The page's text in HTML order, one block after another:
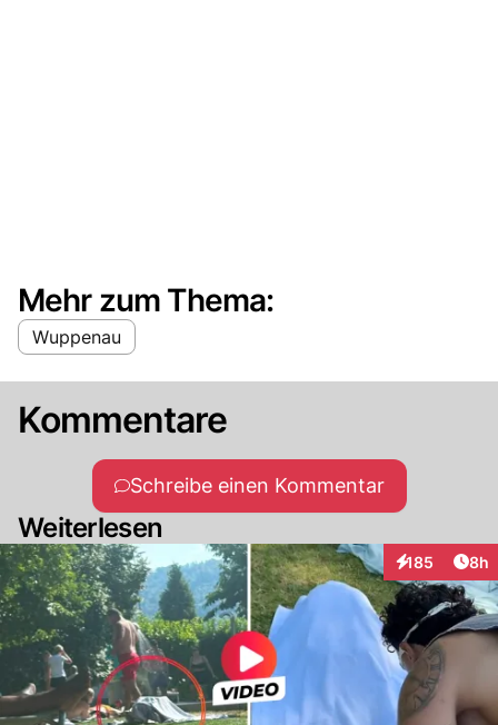
Mehr zum Thema:
Wuppenau
Kommentare
Schreibe einen Kommentar
Weiterlesen
185
Interaktionen
8h